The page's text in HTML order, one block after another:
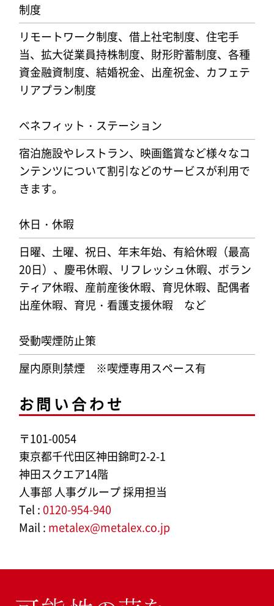
制度
リモートワーク制度、借上社宅制度、住宅手
当、拡大従業員持株制度、財形貯蓄制度、各種
資金融資制度、結婚祝金、出産祝金、カフェテ
リアプラン制度
ベネフィット・ステーション
宿泊施設やレストラン、映画鑑賞など様々なコ
ンテンツについて割引などのサービスが利用で
きます。
休日・休暇
日曜、土曜、祝日、年末年始、有給休暇（最高
20日）、慶弔休暇、リフレッシュ休暇、ボラン
ティア休暇、産前産後休暇、育児休暇、配偶者
出産休暇、育児・看護支援休暇 など
受動喫煙防止策
屋内原則禁煙 ※喫煙専用スペース有
お問い合わせ
〒101-0054
東京都千代田区神田錦町2-2-1
神田スクエア14階
人事部 人事グループ 採用担当
Tel :0120-954-940
Mail : metalex@metalex.co.jp